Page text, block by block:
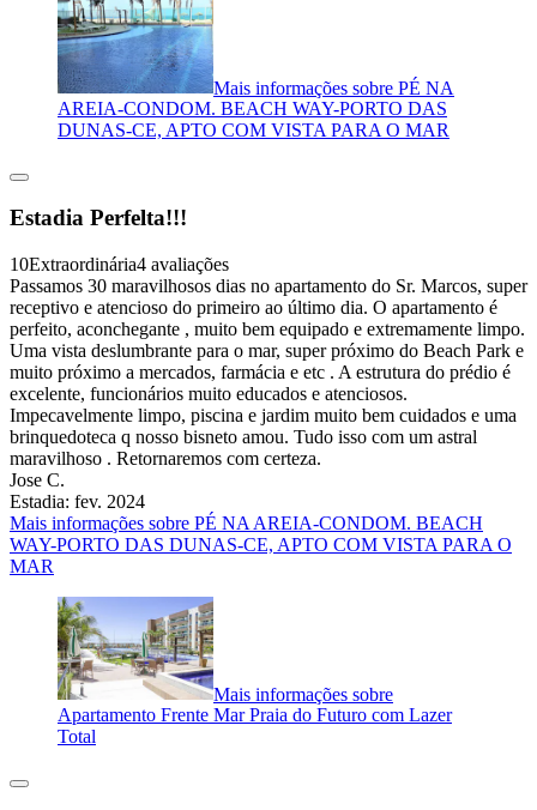
Mais informações sobre PÉ NA
AREIA-CONDOM. BEACH WAY-PORTO DAS
DUNAS-CE, APTO COM VISTA PARA O MAR
Estadia Perfelta!!!
10Extraordinária4 avaliações
Passamos 30 maravilhosos dias no apartamento do Sr. Marcos, super
receptivo e atencioso do primeiro ao último dia. O apartamento é
perfeito, aconchegante , muito bem equipado e extremamente limpo.
Uma vista deslumbrante para o mar, super próximo do Beach Park e
muito próximo a mercados, farmácia e etc . A estrutura do prédio é
excelente, funcionários muito educados e atenciosos.
Impecavelmente limpo, piscina e jardim muito bem cuidados e uma
brinquedoteca q nosso bisneto amou. Tudo isso com um astral
maravilhoso . Retornaremos com certeza.
Jose C.
Estadia: fev. 2024
Mais informações sobre PÉ NA AREIA-CONDOM. BEACH
WAY-PORTO DAS DUNAS-CE, APTO COM VISTA PARA O
MAR
Mais informações sobre
Apartamento Frente Mar Praia do Futuro com Lazer
Total